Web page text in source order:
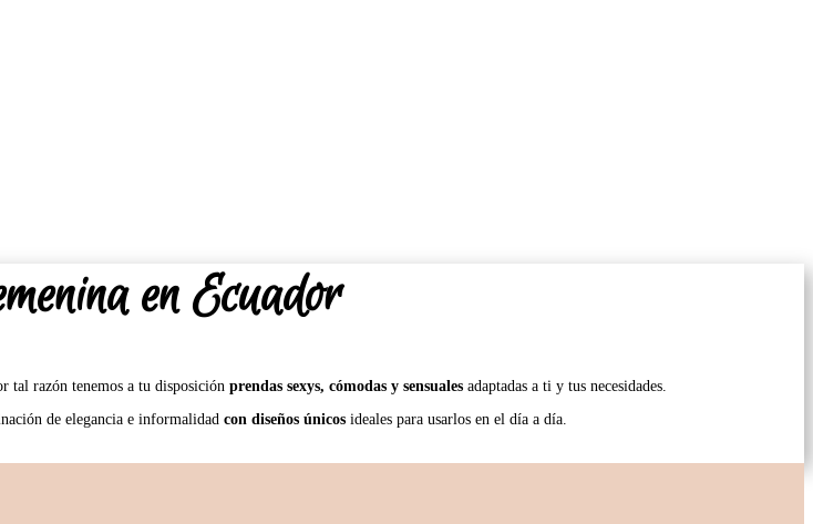
en Ecuador
tal razón tenemos a tu disposiciónprendas sexys, cómodas y sensualesadaptadas a ti y tus necesidades.
de elegancia e informalidad con diseños únicos ideales para usarlos en el día a día.